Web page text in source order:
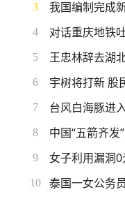
3 我国编制完成
4 对话重庆地铁
5 王忠林辞去湖
6 宇树将打新 股
7 台风白海豚进
8 中国“五箭齐发
9 女子利用漏洞
10 泰国一女公务